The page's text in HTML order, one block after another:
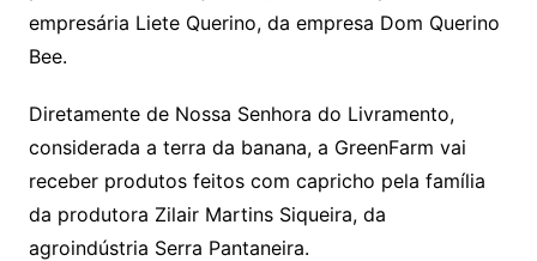
empresária Liete Querino, da empresa Dom Querino
Bee.
Diretamente de Nossa Senhora do Livramento,
considerada a terra da banana, a GreenFarm vai
receber produtos feitos com capricho pela família
da produtora Zilair Martins Siqueira, da
agroindústria Serra Pantaneira.